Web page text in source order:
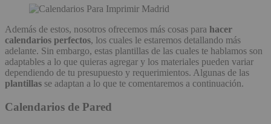
Además de estos, nosotros ofrecemos más cosas para hacer
calendarios perfectos, los cuales le estaremos detallando más
adelante. Sin embargo, estas plantillas de las cuales te hablamos son
adaptables a lo que quieras agregar y los materiales pueden variar
dependiendo de tu presupuesto y requerimientos. Algunas de las
plantillas se adaptan a lo que te comentaremos a continuación.
Calendarios de Pared